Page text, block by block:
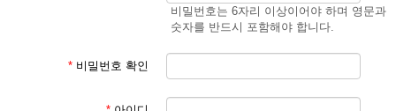
비밀번호는 6자리 이상이어야 하며 영문과
숫자를 반드시 포함해야 합니다.
* 비밀번호 확인